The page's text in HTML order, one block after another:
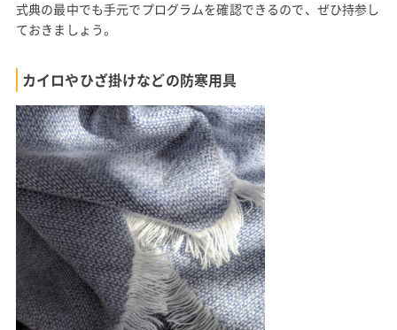
式典の最中でも手元でプログラムを確認できるので、ぜひ持参し
ておきましょう。
カイロやひざ掛けなどの防寒用具